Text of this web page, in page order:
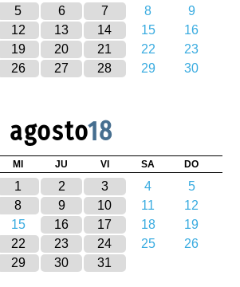
5 6 7 8
9
12 13 14 15
16
19 20 21 22
23
26 27 28 29 30
agosto18
MI JU VI SA DO
1 2 3 4
5
8 9 10 11
12
15 16 17 18
19
22 23 24 25
26
29 30 31